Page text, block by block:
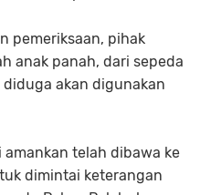
pemeriksaan, pihak
anak panah, dari sepeda
akan digunakan
telah dibawa ke
dimintai keterangan